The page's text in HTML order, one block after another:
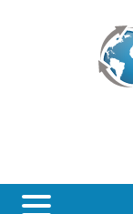
ESTER
¿Qué es la inflación
¿Qué es la inflación
Inflación Español -
Euribor - histórico
SOFR - histórico
Calculadora de